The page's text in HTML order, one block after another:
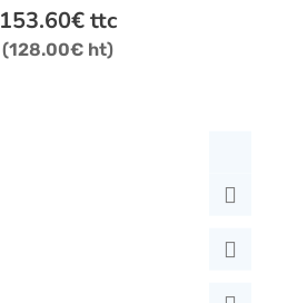
153.60€ttc
(128.00€ ht)